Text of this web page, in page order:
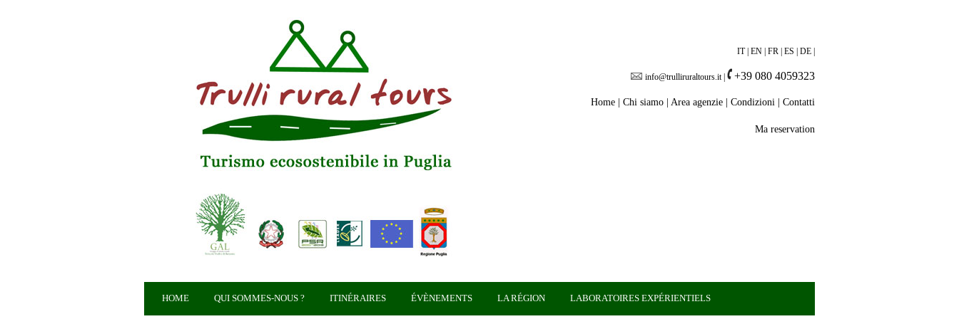
IT| EN FR ES DE
info@trulliruraltours.it| +39 080 4059323
Home Chi siamo Area agenzie Condizioni Contatti
Ma reservation
HOME QUI SOMMES-NOUS ? ITINÉRAIRES ÉVÈNEMENTS LA RÉGION LABORATOIRES EXPÉRIENTIELS